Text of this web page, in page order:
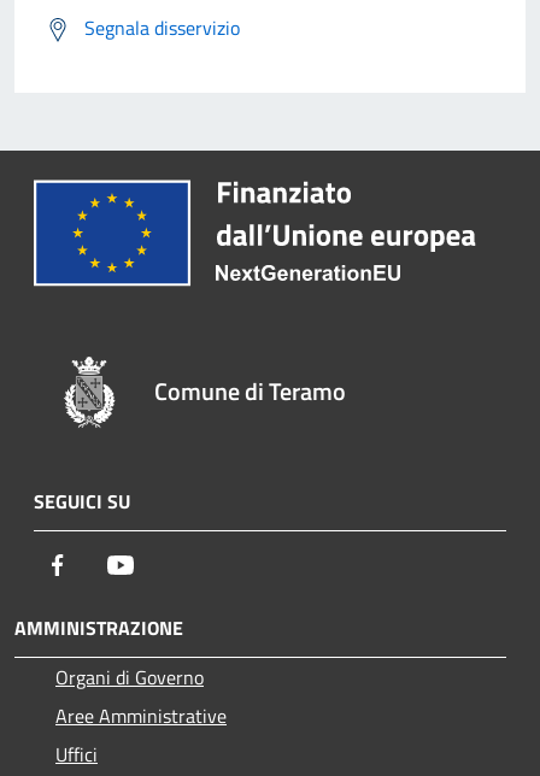
Segnala disservizio
Comune di Teramo
SEGUICI SU
Facebook
AMMINISTRAZIONE
Organi di Governo
Aree Amministrative
Uffici